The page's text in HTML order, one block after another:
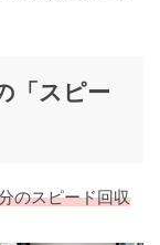
「スピー
のスピード回収